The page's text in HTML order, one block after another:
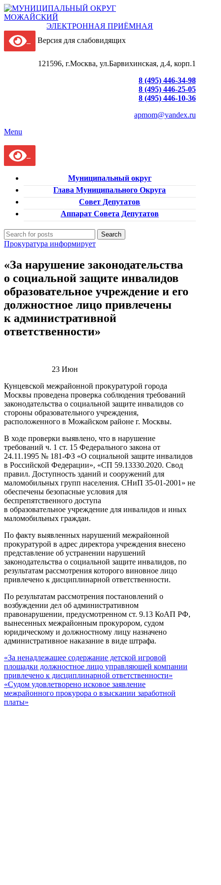
ЭЛЕКТРОННАЯ ПРИЁМНАЯ
Версия для слабовидящих
121596, г.Москва, ул.Барвихинская, д.4, корп.1
8 (495) 446-34-98
8 (495) 446-25-05
8 (495) 446-10-36
apmom@yandex.ru
Menu
Муниципальный округ
Глава Муниципального Округа
Совет Депутатов
Аппарат Совета Депутатов
Search
Прокуратура информирует
«За нарушение законодательства
о социальной защите инвалидов
образовательное учреждение и его
должностное лицо привлечены
к административной
ответственности»
23Июн
Кунцевской межрайонной прокуратурой города
Москвы проведена проверка соблюдения требований
законодательства о социальной защите инвалидов со
стороны образовательного учреждения,
расположенного в Можайском районе г. Москвы.
В ходе проверки выявлено, что в нарушение
требований ч. 1 ст. 15 Федерального закона от
24.11.1995 № 181-ФЗ «О социальной защите инвалидов
в Российской Федерации», «СП 59.13330.2020. Свод
правил. Доступность зданий и сооружений для
маломобильных групп населения. СНиП 35-01-2001» не
обеспечены безопасные условия для
беспрепятственного доступа
в образовательное учреждение для инвалидов и иных
маломобильных граждан.
По факту выявленных нарушений межрайонной
прокуратурой в адрес директора учреждения внесено
представление об устранении нарушений
законодательства о социальной защите инвалидов, по
результатам рассмотрения которого виновное лицо
привлечено к дисциплинарной ответственности.
По результатам рассмотрения постановлений о
возбуждении дел об административном
правонарушении, предусмотренном ст. 9.13 КоАП РФ,
вынесенных межрайонным прокурором, судом
юридическому и должностному лицу назначено
административное наказание в виде штрафа.
«За ненадлежащее содержание детской игровой
площадки должностное лицо управляющей компании
привлечено к дисциплинарной ответственности»
«Судом удовлетворено исковое заявление
межрайонного прокурора о взыскании заработной
платы»